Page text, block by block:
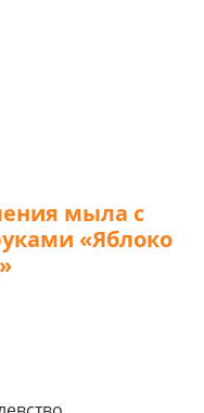
мыла с
«Яблоко